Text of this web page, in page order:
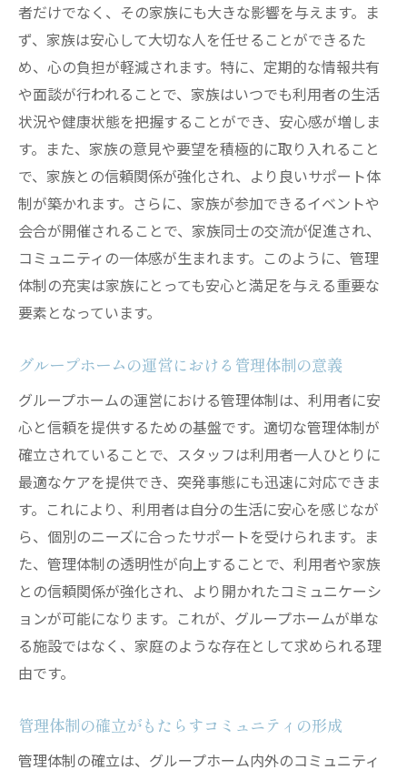
管理体制がもたらす安全文化の醸成
最新技術が支えるグループホームの管理体制の
未来
AI技術を活用した見守りシステム
IoTデバイスの導入による効率化
データ分析で実現する個別管理体制
仮想現実を用いた新しいケア方法
テクノロジーが変えるコミュニケーション
の形
未来のグループホーム管理体制のビジョン
者だけでなく、その家族にも大きな影響を与えます。ま
ず、家族は安心して大切な人を任せることができるた
め、心の負担が軽減されます。特に、定期的な情報共有
や面談が行われることで、家族はいつでも利用者の生活
状況や健康状態を把握することができ、安心感が増しま
す。また、家族の意見や要望を積極的に取り入れること
で、家族との信頼関係が強化され、より良いサポート体
制が築かれます。さらに、家族が参加できるイベントや
会合が開催されることで、家族同士の交流が促進され、
コミュニティの一体感が生まれます。このように、管理
体制の充実は家族にとっても安心と満足を与える重要な
要素となっています。
グループホームの運営における管理体制の意義
グループホームの運営における管理体制は、利用者に安
心と信頼を提供するための基盤です。適切な管理体制が
確立されていることで、スタッフは利用者一人ひとりに
最適なケアを提供でき、突発事態にも迅速に対応できま
す。これにより、利用者は自分の生活に安心を感じなが
ら、個別のニーズに合ったサポートを受けられます。ま
た、管理体制の透明性が向上することで、利用者や家族
との信頼関係が強化され、より開かれたコミュニケーシ
ョンが可能になります。これが、グループホームが単な
る施設ではなく、家庭のような存在として求められる理
由です。
管理体制の確立がもたらすコミュニティの形成
管理体制の確立は、グループホーム内外のコミュニティ